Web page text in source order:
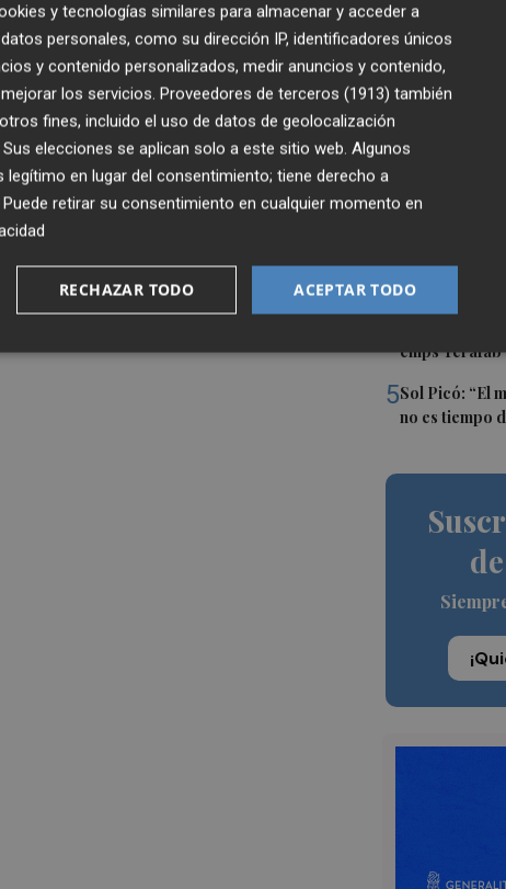
Últimas
1 El Ibex 35
0,62%, hasta
2Fallece el
Andrés
3 CaixaBank
para el
275.000
4 Tesla y
para
chips Terafab
5Sol Picó: “El
no es tiempo
garantizar que la conexión con
y tecnologías similares para almacenar y acceder a
personales, como su dirección IP, identificadores únicos
y contenido personalizados, medir anuncios y contenido,
los servicios. Proveedores de terceros (1913) también
fines, incluido el uso de datos de geolocalización
elecciones se aplican solo a este sitio web. Algunos
en lugar del consentimiento; tiene derecho a
Puede retirar su consentimiento en cualquier momento en
ACEPTAR TODO
RECHAZAR TODO